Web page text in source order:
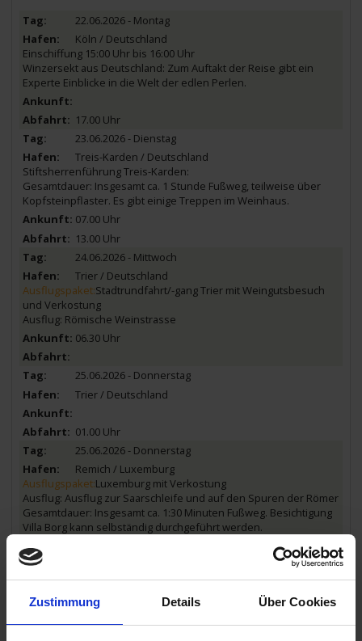
Zustimmung Details Über Cookies
22.06.2026 - Montag
Köln / Deutschland
Einschiffung 15:00 Uhr bis 16:00 Uhr
Winzersekt aus Deutschland: Zum Auftakt der Reise gibt ein
Experte Einblicke in die Welt der edlen Perlen.
17.00 Uhr
23.06.2026 - Dienstag
Treis-Karden / Deutschland
Stiftsherrenführung Treis-Karden:
Gesamtdauer: Insgesamt ca. 1 Stunde Fußweg, teilweise über
Kopfsteinpflaster. Es gibt einige Treppen im Weinhaus.
07.00 Uhr
13.00 Uhr
24.06.2026 - Mittwoch
Trier / Deutschland
Ausflugspaket:Stadtrundfahrt/-gang Trier mit Weingutsbesuch
und Verkostung
Ausflug: Römische Weinstrasse
06.30 Uhr
25.06.2026 - Donnerstag
Trier / Deutschland
01.00 Uhr
25.06.2026 - Donnerstag
Remich / Luxemburg
Ausflugspaket:Luxemburg mit Verkostung
Ausflug: Ausflug zur Saarschleife und auf den Spuren der Römer
Gesamtdauer: Insgesamt ca. 1:30 Minuten Fußweg. Besichtigung
Villa Borg kann selbständig durchgeführt werden.
26.06.2026 - Freitag
Bernkastel-Kues / Deutschland